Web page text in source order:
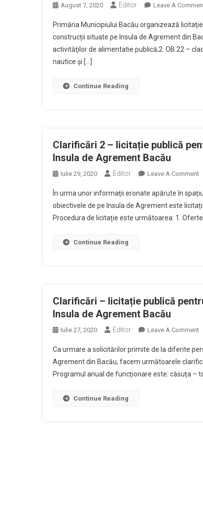
August 7, 2020 Editor Leave A
Primăria Municipiului Bacău organizează
construcții situate pe Insula de Agrement din
activităţilor de alimentatie publică;2. OB 22 –
nautice și […]
Continue Reading
Clarificări 2 – licitație publică
Insula de Agrement Bacău
Iulie 29, 2020 Editor Leave A CommentOn
2
–
În urma unor informații eronate apărute în
obiectivele de pe Insula de Agrement este
Procedura de licitație este următoarea: 1.
Continue Reading
Clarificări – licitație publică
Insula de Agrement Bacău
Iulie 27, 2020 Editor Leave A CommentOn
–
Ca urmare a solicitărilor primite de la diferite
Agrement din Bacău, facem următoarele
Programul anual de funcționare este: căsuța –
Continue Reading